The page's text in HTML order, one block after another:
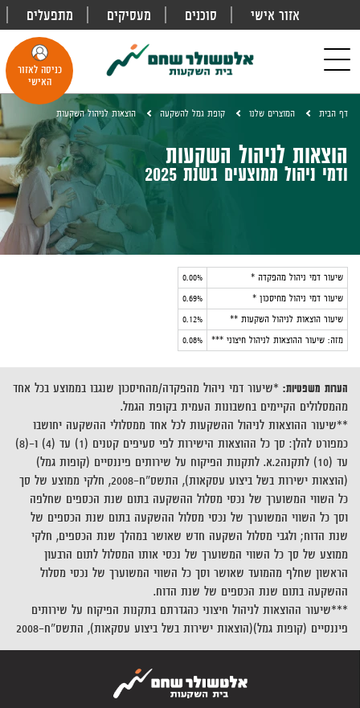
אזור אישי סוכנים מעסיקים מתפעלים
navigation
כניסה לאזור
האישי
הוצאות לניהול השקעות
ודמי ניהול ממוצעים בשנת 2025
דף הבית המוצרים שלנו קופת גמל להשקעה הוצאות לניהול השקעות
שיעור דמי ניהול מהפקדה *
0.00%
שיעור דמי ניהול מחיסכון *
0.69%
שיעור הוצאות לניהול השקעות **
0.12%
מזה: שיעור ההוצאות לניהול חיצוני ***
0.08%
הערות משפטיות: *שיעור דמי ניהול מהפקדה/מהחיסכון שנגבו בממוצע בכל אחד
מהמסלולים הקיימים בחשבונות העמית בקופת הגמל.
**שיעור ההוצאות לניהול ההשקעות לכל אחד ממסלולי ההשקעה יחושבו
כמפורט להלן: סך כל ההוצאות הישירות לפי סעיפים קטנים (1) עד (4) ו-(8)
עד (10) לתקנה2.א. לתקנות הפיקוח על שירותים פיננסיים (קופות גמל)
(הוצאות ישירות בשל ביצוע עסקאות), התשס"ח-2008, חלקי ממוצע של סך
כל השווי המשוערך של נכסי מסלול ההשקעה בתום שנת הכספים שחלפה
וסך כל השווי המשוערך של נכסי מסלול ההשקעה בתום שנת הכספים של
שנת הדוח; ולגבי מסלול השקעה חדש שאושר במהלך שנת הכספים, חלקי
ממוצע של סך כל השווי המשוערך של נכסי אותו המסלול לתום הרבעון
הראשון שחלף מהמועד שאושר וסך כל השווי המשוערך של נכסי מסלול
ההשקעה בתום שנת הכספים של שנת הדוח.
***שיעור ההוצאות לניהול חיצוני כהגדרתם בתקנות הפיקוח על שירותים
פיננסיים (קופות גמל)(הוצאות ישירות בשל ביצוע עסקאות), התשס"ח-2008